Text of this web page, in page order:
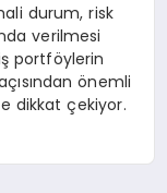
durum, risk
verilmesi
portföylerin
önemli
dikkat çekiyor.